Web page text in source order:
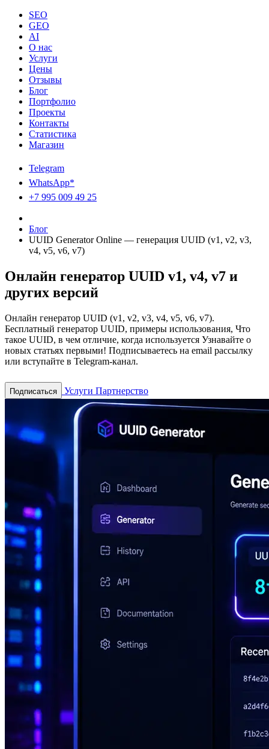
SEO
GEO
AI
О нас
Услуги
Цены
Отзывы
Блог
Портфолио
Проекты
Контакты
Статистика
Магазин
Telegram
WhatsApp*
+7 995 009 49 25
Блог
UUID Generator Online — генерация UUID (v1, v2, v3,
v4, v5, v6, v7)
Онлайн генератор UUID v1, v4, v7 и
других версий
Онлайн генератор UUID (v1, v2, v3, v4, v5, v6, v7).
Бесплатный генератор UUID, примеры использования, Что
такое UUID, в чем отличие, когда используется Узнавайте о
новых статьях первыми! Подписываетесь на email рассылку
или вступайте в Telegram-канал.
Подписаться Услуги Партнерство